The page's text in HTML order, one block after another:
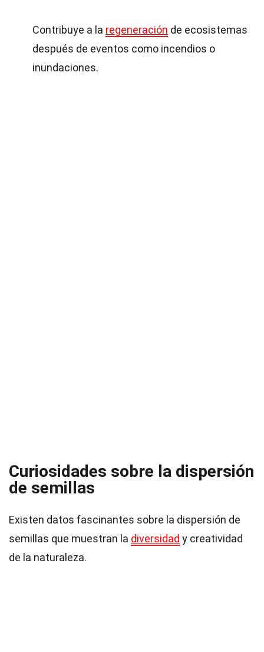
Contribuye a la regeneración de ecosistemas
después de eventos como incendios o
inundaciones.
Curiosidades sobre la dispersión
de semillas
Existen datos fascinantes sobre la dispersión de
semillas que muestran la diversidad y creatividad
de la naturaleza.